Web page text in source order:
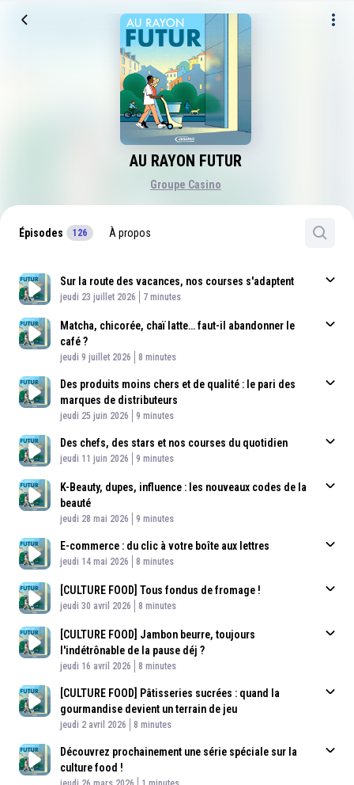
AU RAYON FUTUR
Groupe Casino
Épisodes 126 À propos
Sur la route des vacances, nos courses s'adaptent
Published At
jeudi 23 juillet 2026 Time
7 minutes
Matcha, chicorée, chaï latte… faut-il abandonner le
café ?
Published At
jeudi 9 juillet 2026 Time
8 minutes
Des produits moins chers et de qualité : le pari des
marques de distributeurs
Published At
jeudi 25 juin 2026 Time
9 minutes
Des chefs, des stars et nos courses du quotidien
Published At
jeudi 11 juin 2026 Time
9 minutes
K-Beauty, dupes, influence : les nouveaux codes de la
beauté
Published At
jeudi 28 mai 2026 Time
9 minutes
E-commerce : du clic à votre boîte aux lettres
Published At
jeudi 14 mai 2026 Time
8 minutes
[CULTURE FOOD] Tous fondus de fromage !
Published At
jeudi 30 avril 2026 Time
8 minutes
[CULTURE FOOD] Jambon beurre, toujours
l'indétrônable de la pause déj ?
Published At
jeudi 16 avril 2026 Time
8 minutes
[CULTURE FOOD] Pâtisseries sucrées : quand la
gourmandise devient un terrain de jeu
Published At
jeudi 2 avril 2026 Time
8 minutes
Découvrez prochainement une série spéciale sur la
culture food !
Published At Time